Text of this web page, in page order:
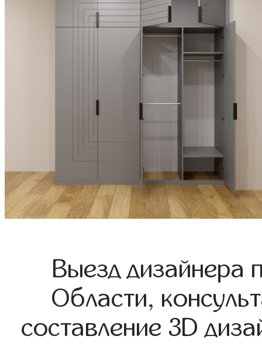
Выезд дизайнера
Области,
составление 3D